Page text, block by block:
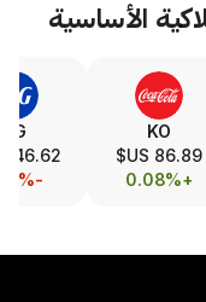
PG
146.62 US$
-0.12%
188.97 US$
+0.02%